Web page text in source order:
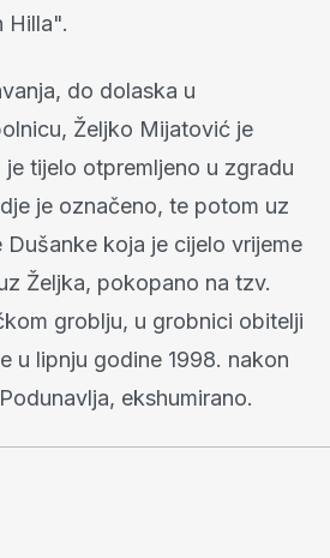
Hilla".
do dolaska u
Željko Mijatović je
tijelo otpremljeno u zgradu
je označeno, te potom uz
koja je cijelo vrijeme
Željka, pokopano na tzv.
groblju, u grobnici obitelji
u lipnju godine 1998. nakon
ekshumirano.